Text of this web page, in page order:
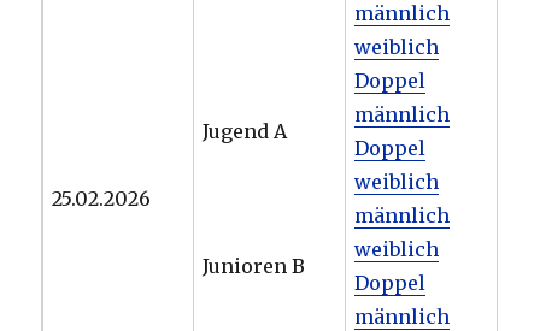
25.02.2026
Jugend A
Junioren B
männlich
weiblich
Doppel
männlich
Doppel
weiblich
männlich
weiblich
Doppel
männlich